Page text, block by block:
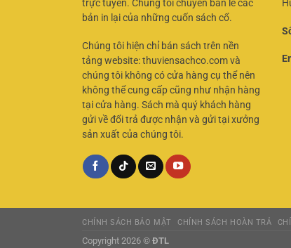
trực tuyến. Chúng tôi chuyên bán lẻ các
bản in lại của những cuốn sách cổ.
Chúng tôi hiện chỉ bán sách trên nền
tảng website: thuviensachco.com và
chúng tôi không có cửa hàng cụ thể nên
không thể cung cấp cũng như nhận hàng
tại cửa hàng. Sách mà quý khách hàng
gửi về đổi trả được nhận và gửi tại xưởng
sản xuất của chúng tôi.
CHÍNH SÁCH BẢO MẬT CHÍNH SÁCH HOÀN TRẢ
Copyright 2026 © ĐTL